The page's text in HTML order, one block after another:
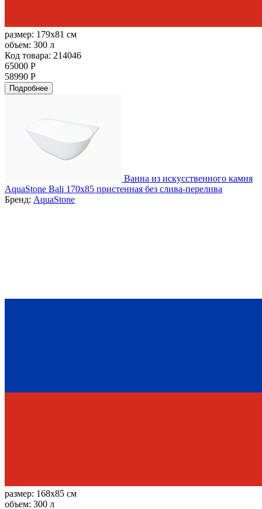
размер: 179x81 см
объем: 300 л
Код товара: 214046
65000 Р
58990 Р
Подробнее
Ванна из искусственного камня
AquaStone Bali 170x85 пристенная без слива-перелива
Бренд: AquaStone
размер: 168x85 см
объем: 300 л